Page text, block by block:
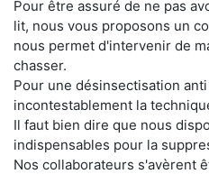
Pour être assuré de ne pas
lit, nous vous proposons un
nous permet d'intervenir de
chasser.
Pour une désinsectisation
incontestablement la
Il faut bien dire que nous
indispensables pour la
Nos collaborateurs s'avèrent